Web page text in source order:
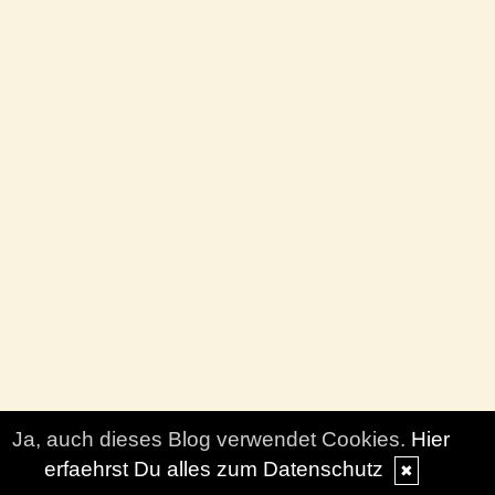
Ja, auch dieses Blog verwendet Cookies. Hier
erfaehrst Du alles zum Datenschutz
✖